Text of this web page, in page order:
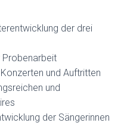
der drei
Probenarbeit
und Auftritten
und
der Sängerinnen